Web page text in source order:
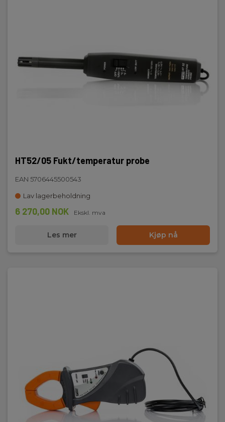
HT52/05 Fukt/temperatur probe
EAN 5706445500543
Lav lagerbeholdning
6 270,00 NOK Ekskl. mva
Les mer Kjøp nå